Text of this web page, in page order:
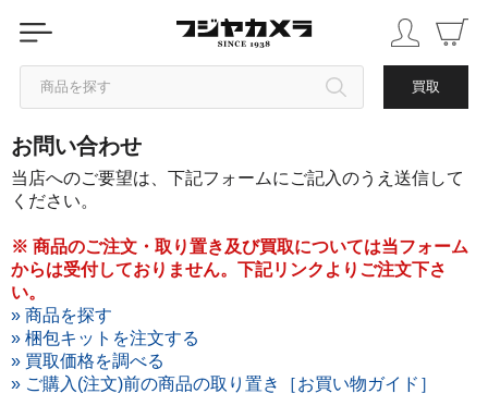
商品を探す 買取
カテゴリから探す
ブランドから探す
中古品を探す
お問い合わせ
当店へのご要望は、下記フォームにご記入のうえ送信して
ください。
※ 商品のご注文・取り置き及び買取については当フォーム
からは受付しておりません。下記リンクよりご注文下さ
い。
» 商品を探す
» 梱包キットを注文する
» 買取価格を調べる
» ご購入(注文)前の商品の取り置き［お買い物ガイド］